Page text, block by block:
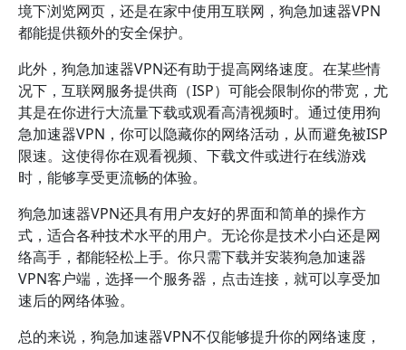
境下浏览网页，还是在家中使用互联网，狗急加速器VPN
都能提供额外的安全保护。
此外，狗急加速器VPN还有助于提高网络速度。在某些情
况下，互联网服务提供商（ISP）可能会限制你的带宽，尤
其是在你进行大流量下载或观看高清视频时。通过使用狗
急加速器VPN，你可以隐藏你的网络活动，从而避免被ISP
限速。这使得你在观看视频、下载文件或进行在线游戏
时，能够享受更流畅的体验。
狗急加速器VPN还具有用户友好的界面和简单的操作方
式，适合各种技术水平的用户。无论你是技术小白还是网
络高手，都能轻松上手。你只需下载并安装狗急加速器
VPN客户端，选择一个服务器，点击连接，就可以享受加
速后的网络体验。
总的来说，狗急加速器VPN不仅能够提升你的网络速度，